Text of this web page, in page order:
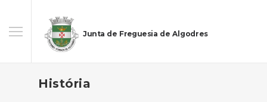
Junta de Freguesia de Algodres
História